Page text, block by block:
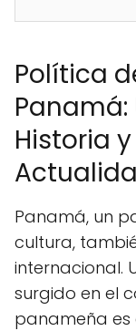
Política
Historia
Panamá, un
cultura,
internacional.
surgido en el
panameña es